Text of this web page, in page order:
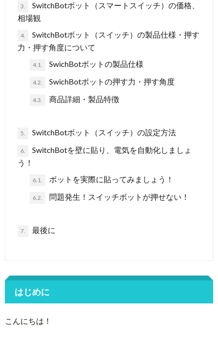
3.
SwitchBotボット（スマートスイッチ）の価格、
相場観
4.
SwitchBotボット（スイッチ）の製品仕様・押す
力・押す角度について
4.1. SwichBotボットの製品仕様
4.2. SwichBotボットの押す力・押す角度
4.3. 商品詳細・製品特徴
5. SwitchBotボット（スイッチ）の設定方法
6.
SwitchBotを壁に貼り、電気を自動化しましょ
う！
6.1. ボットを実際に貼ってみましょう！
6.2. 問題発生！スイッチボットが押せない！
7. 最後に
はじめに
こんにちは！